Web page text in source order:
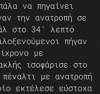
να πηγαίνει
την ανατροπή σε
στο 34′ λεπτό
πήγαν
με
ισοφάρισε στο
με ανατροπή
εκτέλεσε εύστοχα